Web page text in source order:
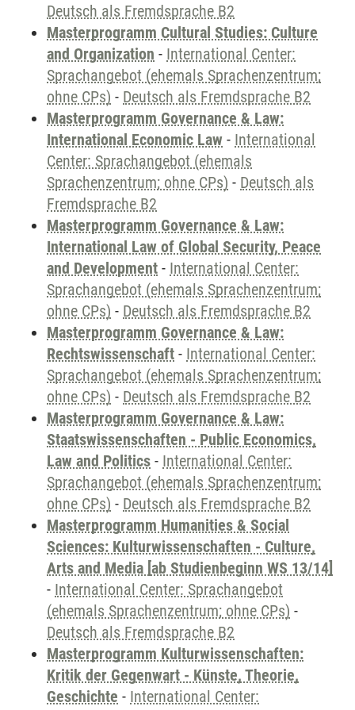
Deutsch als Fremdsprache B2
Masterprogramm Cultural Studies: Culture
and Organization - International Center:
Sprachangebot (ehemals Sprachenzentrum;
ohne CPs) - Deutsch als Fremdsprache B2
Masterprogramm Governance & Law:
International Economic Law - International
Center: Sprachangebot (ehemals
Sprachenzentrum; ohne CPs) - Deutsch als
Fremdsprache B2
Masterprogramm Governance & Law:
International Law of Global Security, Peace
and Development - International Center:
Sprachangebot (ehemals Sprachenzentrum;
ohne CPs) - Deutsch als Fremdsprache B2
Masterprogramm Governance & Law:
Rechtswissenschaft - International Center:
Sprachangebot (ehemals Sprachenzentrum;
ohne CPs) - Deutsch als Fremdsprache B2
Masterprogramm Governance & Law:
Staatswissenschaften - Public Economics,
Law and Politics - International Center:
Sprachangebot (ehemals Sprachenzentrum;
ohne CPs) - Deutsch als Fremdsprache B2
Masterprogramm Humanities & Social
Sciences: Kulturwissenschaften - Culture,
Arts and Media [ab Studienbeginn WS 13/14]
- International Center: Sprachangebot
(ehemals Sprachenzentrum; ohne CPs) -
Deutsch als Fremdsprache B2
Masterprogramm Kulturwissenschaften:
Kritik der Gegenwart - Künste, Theorie,
Geschichte - International Center: